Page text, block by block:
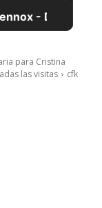
para Cristina
las visitas
cfk